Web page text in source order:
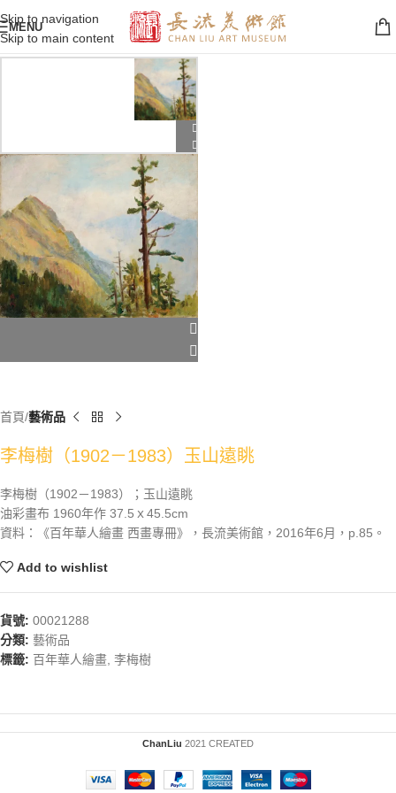
Skip to navigation
Skip to main content
MENU
首頁 藝術品
李梅樹（1902－1983）玉山遠眺
李梅樹（1902－1983）；玉山遠眺
油彩畫布 1960年作 37.5ｘ45.5cm
資料：《百年華人繪畫 西畫專冊》，長流美術館，2016年6月，p.85。
Add to wishlist
貨號: 00021288
分類: 藝術品
標籤: 百年華人繪畫 李梅樹
ChanLiu 2021 CREATED